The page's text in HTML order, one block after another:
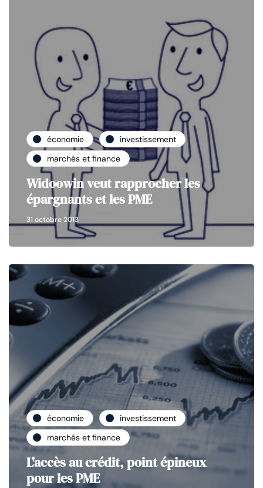
économie
investissement
marchés et finance
Widoowin veut rapprocher les
épargnants et les PME
31 octobre 2013
économie
investissement
marchés et finance
L'accès au crédit, point épineux
pour les PME